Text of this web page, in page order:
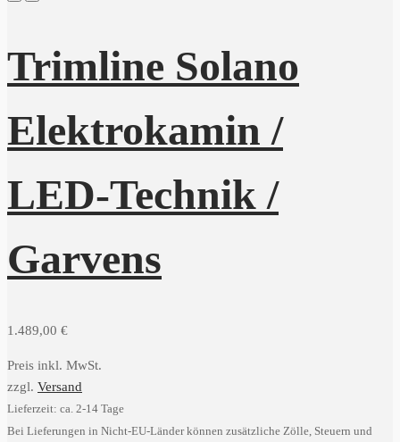
Trimline Solano
Elektrokamin /
LED-Technik /
Garvens
1.489,00 €
Preis inkl. MwSt.
zzgl. Versand
Lieferzeit: ca. 2-14 Tage
Bei Lieferungen in Nicht-EU-Länder können zusätzliche Zölle, Steuern und